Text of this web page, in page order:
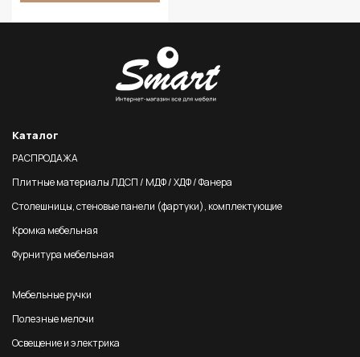
Каталог
РАСПРОДАЖА
Плитные материалы ЛДСП / МДФ / ХДФ / Фанера
Столешницы, стеновые панели (фартуки), комплектующие
Кромка мебельная
Фурнитура мебельная
Мебельные ручки
Полезные мелочи
Освещение и электрика